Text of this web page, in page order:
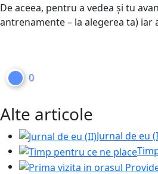
De aceea, pentru a vedea și tu
antrenamente – la alegerea ta) iar
0
Alte articole
Jurnal de eu